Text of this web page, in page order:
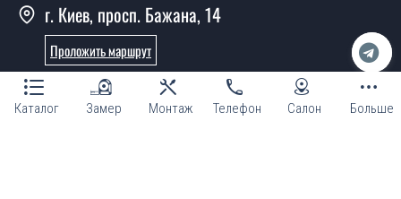
Каталог Замер Монтаж Телефон Салон Больше
Какая стоимость самых дешевых
металлических дверей?
От 5200 грн.
Нужны металлические двери эконом
г. Киев, просп. Бажана, 14
Проложить маршрут
Онлайн консультант